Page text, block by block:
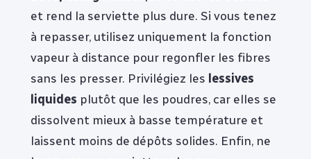
et rend la serviette plus dure. Si vous tenez
à repasser, utilisez uniquement la fonction
vapeur à distance pour regonfler les fibres
sans les presser. Privilégiez les lessives
liquides plutôt que les poudres, car elles se
dissolvent mieux à basse température et
laissent moins de dépôts solides. Enfin, ne